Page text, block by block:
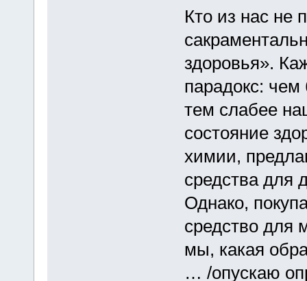
Кто из нас не
здоровья».
парадокс:
тем слабее
состояние
химии,
средства для
Однако,
средство для
мы, какая
… /опускаю